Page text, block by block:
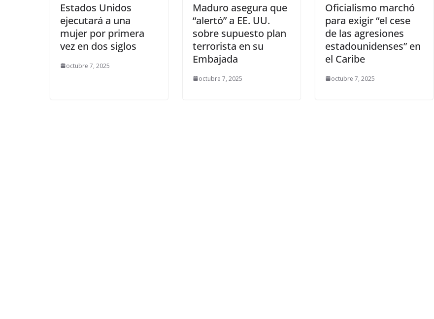
Estados Unidos
ejecutará a una
mujer por primera
vez en dos siglos
octubre 7, 2025
Maduro asegura que
“alertó” a EE. UU.
sobre supuesto plan
terrorista en su
Embajada
octubre 7, 2025
Oficialismo marchó
para exigir “el cese
de las agresiones
estadounidenses” en
el Caribe
octubre 7, 2025